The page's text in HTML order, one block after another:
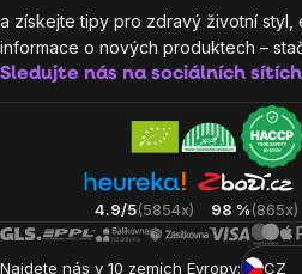
a získejte tipy pro zdravý životní styl,
informace o nových produktech –
Sledujte nás na sociálních
4.9/5(5854x) 98 %(865x)
Najdete nás v 10 zemích Evropy: CZ